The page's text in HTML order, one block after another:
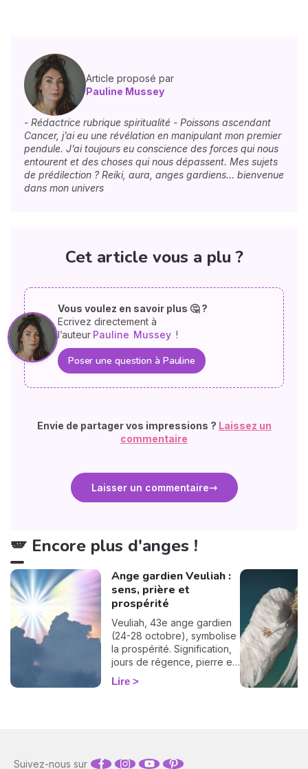
Article proposé par
Pauline Mussey
- Rédactrice rubrique spiritualité - Poissons ascendant
Cancer, j’ai eu une révélation en manipulant mon premier
pendule. J’ai toujours eu conscience des forces qui nous
entourent et des choses qui nous dépassent. Mes sujets
de prédilection ? Reiki, aura, anges gardiens… bienvenue
dans mon univers
Cet article vous a plu ?
Vous voulez en savoir plus 🤔 ?
Ecrivez directement à
l’auteur Pauline Mussey !
Poser une question à Pauline
Envie de partager vos impressions ? Laissez un
commentaire
Laisser un commentaire
🪽 Encore plus d'anges !
Ange gardien Veuliah :
sens, prière et
prospérité
Veuliah, 43e ange gardien
(24-28 octobre), symbolise
la prospérité. Signification,
jours de régence, pierre et
prière pour l'invoquer.
Lire
Suivez-nous sur